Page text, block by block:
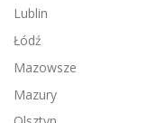
Lublin
Łódź
Mazowsze
Mazury